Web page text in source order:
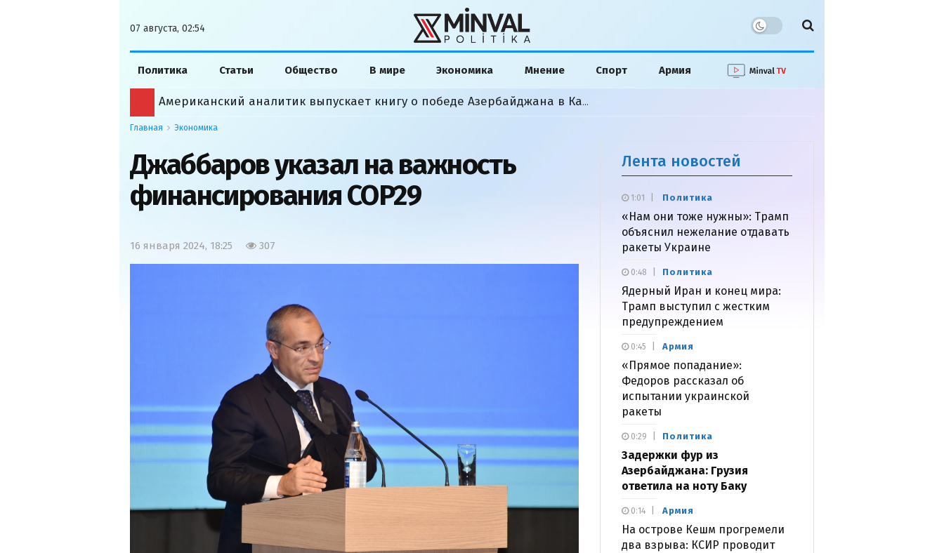
07 августа, 02:54
Политика Статьи Общество В мире Экономика Мнение Спорт Армия
Американский аналитик выпускает книгу о победе Азербайджана в Карабахской войне
Главная Экономика
Джаббаров указал на важность
финансирования COP29
16 января 2024, 18:25 307
Лента новостей
Политика
«Нам они тоже нужны»: Трамп
объяснил нежелание отдавать
ракеты Украине
1:01
Политика
Ядерный Иран и конец мира:
Трамп выступил с жестким
предупреждением
0:48
Армия
«Прямое попадание»:
Федоров рассказал об
испытании украинской
ракеты
0:45
Политика
Задержки фур из
Азербайджана: Грузия
ответила на ноту Баку
0:29
Армия
На острове Кешм прогремели
два взрыва: КСИР проводит
0:14